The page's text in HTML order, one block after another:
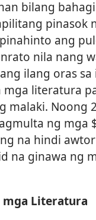
bilang
pinasok
ang
nila nang
ilang oras
literatura
malaki. Noong
ng mga
na hindi
na ginawa ng
mga Literatura